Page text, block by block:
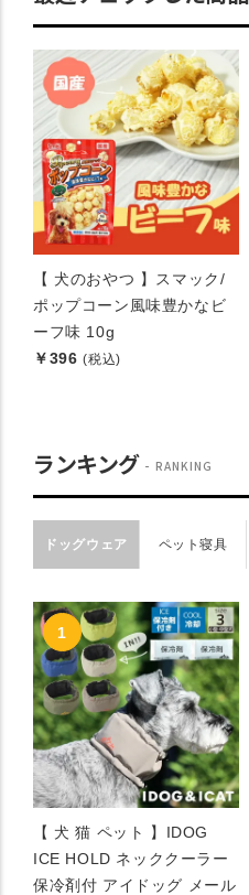
【 犬のおやつ 】スマック/
ポップコーン風味豊かなビ
ーフ味 10g
￥396 (税込)
ランキング RANKING
ドッグウェア ペット寝具
【 犬 猫 ペット 】IDOG
ICE HOLD ネッククーラー
保冷剤付 アイドッグ メール